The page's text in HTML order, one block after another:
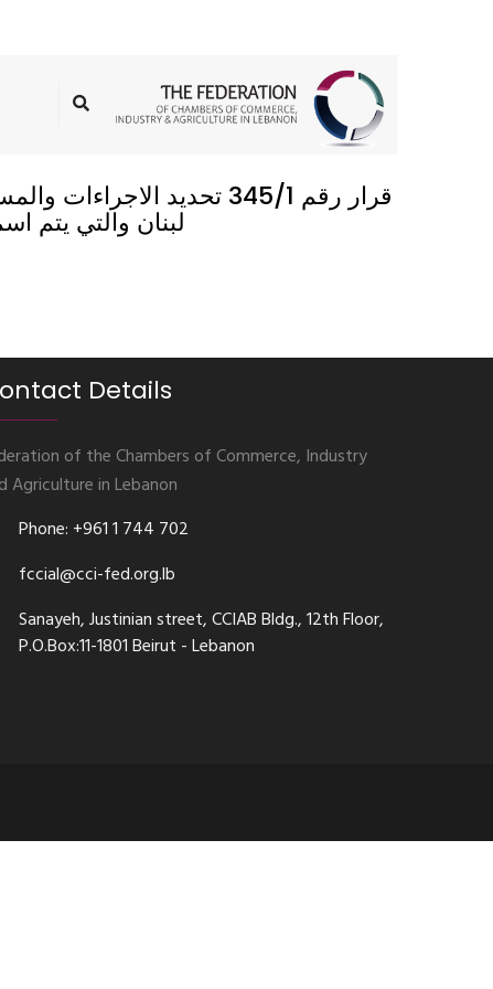
قرار رقم 345/1 تحديد
لبنان والتي يتم
Details
of the Chambers of Commerce, Industry
Agriculture in Lebanon
Phone: +961 1 744 702
fccial@cci-fed.org.lb
Sanayeh, Justinian street, CCIAB Bldg., 12th Floor,
P.O.Box:11-1801 Beirut - Lebanon